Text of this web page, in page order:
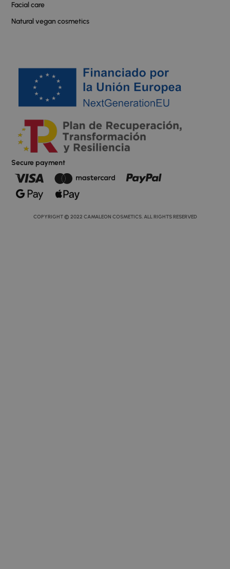
Facial care
Natural vegan cosmetics
Secure payment
COPYRIGHT © 2022 CAMALEON COSMETICS. ALL RIGHTS RESERVED